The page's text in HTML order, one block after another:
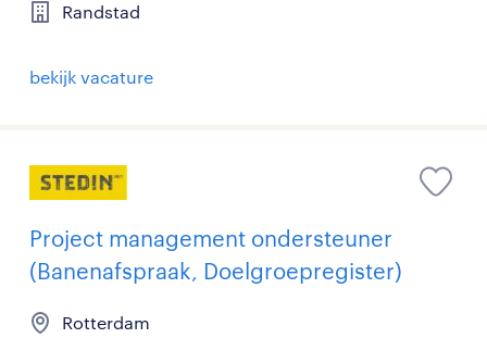
Randstad
bekijk vacature
Project management ondersteuner
(Banenafspraak, Doelgroepregister)
Rotterdam